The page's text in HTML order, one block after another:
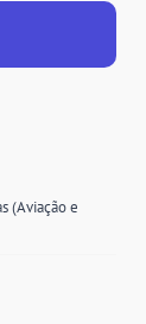
(Aviação e